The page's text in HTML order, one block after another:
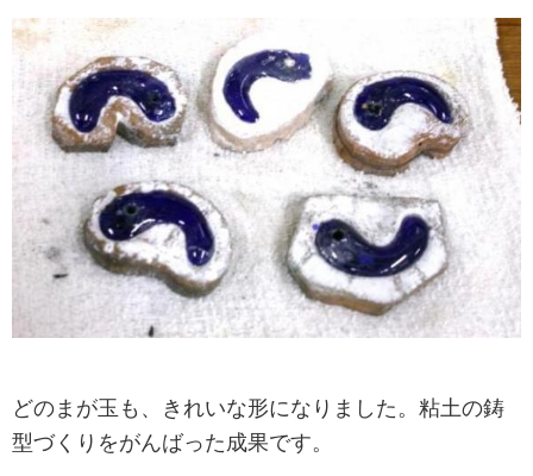
どのまが玉も、きれいな形になりました。粘土の鋳
型づくりをがんばった成果です。